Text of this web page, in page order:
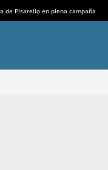
de Pisarello en plena campaña